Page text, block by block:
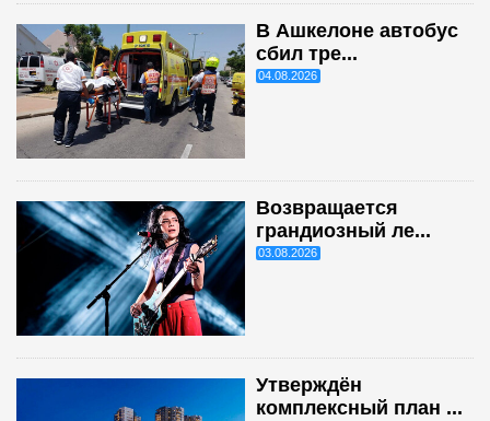
В Ашкелоне автобус
сбил тре...
04.08.2026
Возвращается
грандиозный ле...
03.08.2026
Утверждён
комплексный план ...